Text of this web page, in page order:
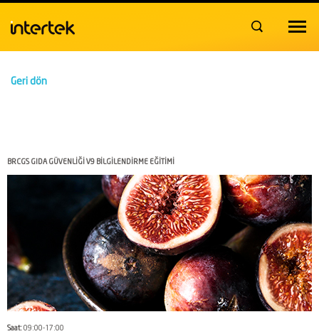
Toggle
Geri dön
BRCGS GIDA GÜVENLİĞİ V9 BİLGİLENDİRME EĞİTİMİ
Saat:09:00-17:00